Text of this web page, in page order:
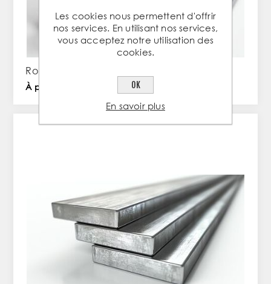
Rond plein lisse diamètre 10mm en Inox
À partir de 4,23 € TTC / PC
Les cookies nous permettent d'offrir
nos services. En utilisant nos services,
vous acceptez notre utilisation des
cookies.
OK
En savoir plus